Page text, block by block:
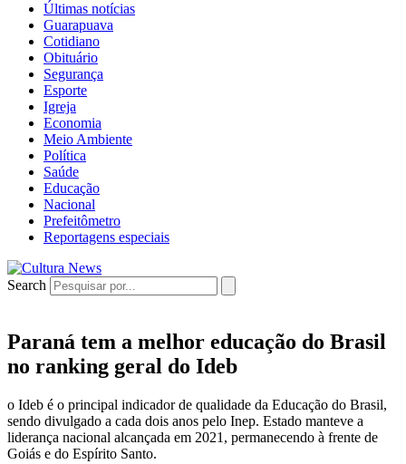
Últimas notícias
Guarapuava
Cotidiano
Obituário
Segurança
Esporte
Igreja
Economia
Meio Ambiente
Política
Saúde
Educação
Nacional
Prefeitômetro
Reportagens especiais
Search
Paraná tem a melhor educação do Brasil
no ranking geral do Ideb
o Ideb é o principal indicador de qualidade da Educação do Brasil,
sendo divulgado a cada dois anos pelo Inep. Estado manteve a
liderança nacional alcançada em 2021, permanecendo à frente de
Goiás e do Espírito Santo.